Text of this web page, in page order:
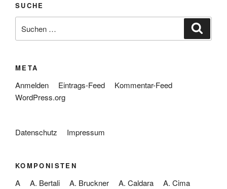
SUCHE
nach:
META
Anmelden Eintrags-Feed
Kommentar-Feed
WordPress.org
Datenschutz Impressum
KOMPONISTEN
A A. Bertali A. Bruckner A. Caldara
A. Cima